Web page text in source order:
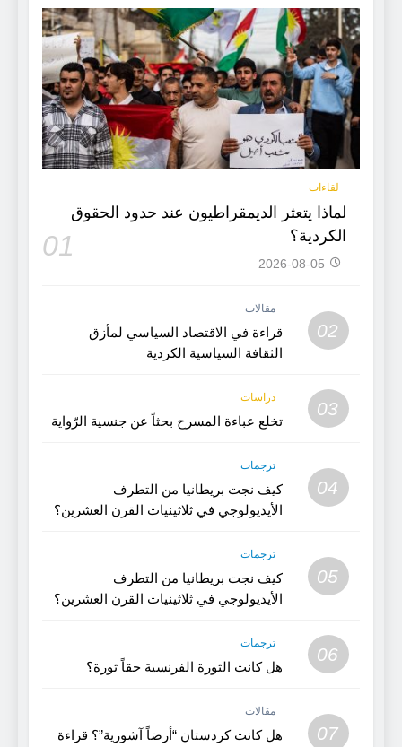
لقاءات
لماذا يتعثر الديمقراطيون عند حدود الحقوق
الكردية؟
01
2026-08-05
02
مقالات
قراءة في الاقتصاد السياسي لمأزق
الثقافة السياسية الكردية
03
دراسات
تخلع عباءة المسرح بحثاً عن جنسية الرّواية
04
ترجمات
كيف نجت بريطانيا من التطرف
الأيديولوجي في ثلاثينيات القرن العشرين؟
05
ترجمات
كيف نجت بريطانيا من التطرف
الأيديولوجي في ثلاثينيات القرن العشرين؟
06
ترجمات
هل كانت الثورة الفرنسية حقاً ثورة؟
07
مقالات
هل كانت كردستان “أرضاً آشورية”؟ قراءة